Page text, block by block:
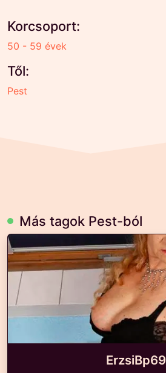
Korcsoport:
50 - 59 évek
Től:
Pest
Más tagok Pest-ból
ErzsiBp69